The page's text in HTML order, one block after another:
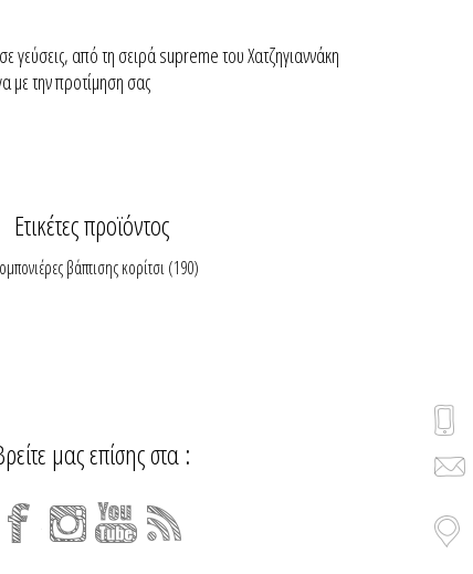
από τη σειρά supreme του Χατζηγιαννάκη
με την προτίμηση σας
Ετικέτες προϊόντος
βάπτισης κορίτσι(190)
μας επίσης στα :